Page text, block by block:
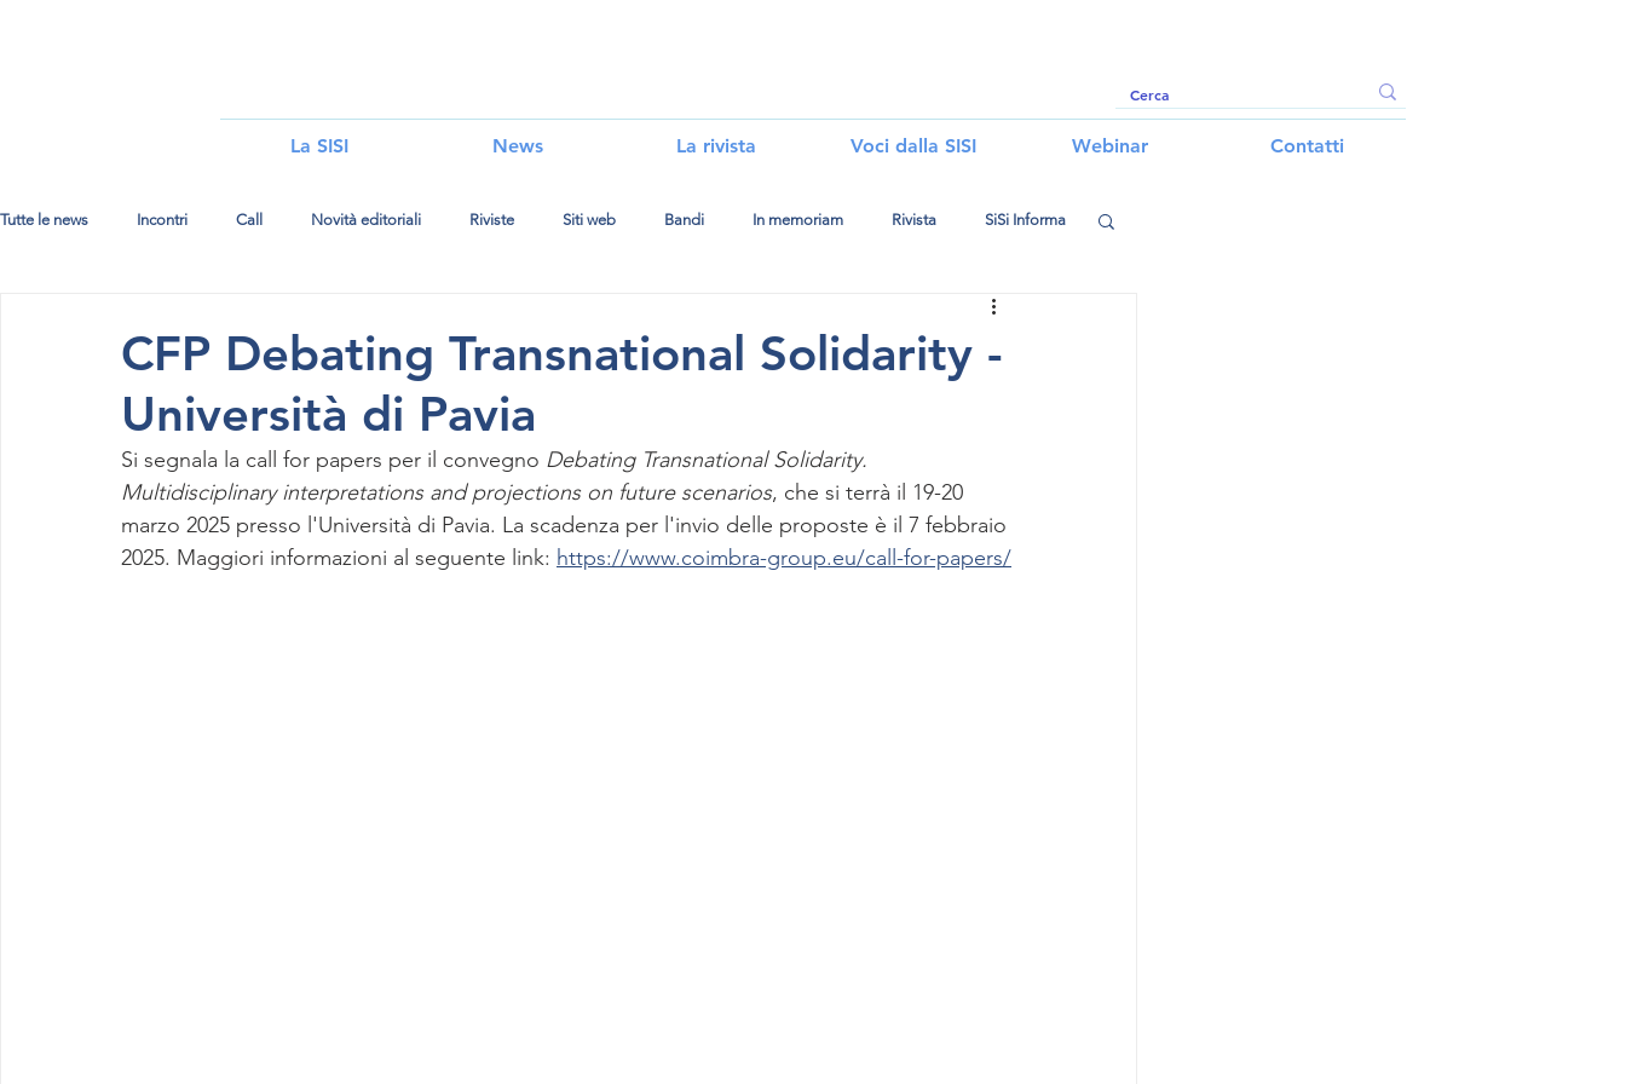
i i
La SISI News La rivista Voci dalla SISI Webinar Contatti
Tutte le news Incontri Call Novità editoriali Riviste Siti web Bandi In memoriam Rivista SiSi Informa
CFP Debating Transnational Solidarity -
Università di Pavia
Si segnala la call for papers per il convegno Debating Transnational Solidarity.
Multidisciplinary interpretations and projections on future scenarios, che si terrà il 19-20
marzo 2025 presso l'Università di Pavia. La scadenza per l'invio delle proposte è il 7 febbraio
2025. Maggiori informazioni al seguente link: https://www.coimbra-group.eu/call-for-papers/